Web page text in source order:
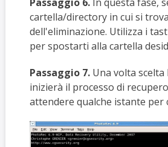
cartella/directory in cui si
dell'eliminazione. Utilizza i
per spostarti alla cartella
Passaggio 7.Una volta scelta
inizierà il processo di
attendere qualche istante per